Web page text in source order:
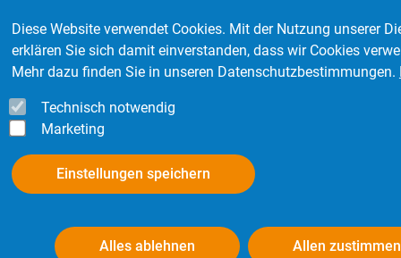
Diese Website verwendet Cookies. Mit der Nutzung unserer
erklären Sie sich damit einverstanden, dass wir Cookies
Mehr dazu finden Sie in unseren Datenschutzbestimmungen.
Technisch notwendig
Marketing
Einstellungen speichern
Alles ablehnen Allen zustimmen
Kontakt Login